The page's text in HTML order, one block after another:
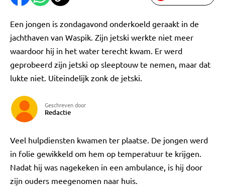
Een jongen is zondagavond onderkoeld geraakt in de
jachthaven van Waspik. Zijn jetski werkte niet meer
waardoor hij in het water terecht kwam. Er werd
geprobeerd zijn jetski op sleeptouw te nemen, maar dat
lukte niet. Uiteindelijk zonk de jetski.
Geschreven door
Redactie
Veel hulpdiensten kwamen ter plaatse. De jongen werd
in folie gewikkeld om hem op temperatuur te krijgen.
Nadat hij was nagekeken in een ambulance, is hij door
zijn ouders meegenomen naar huis.